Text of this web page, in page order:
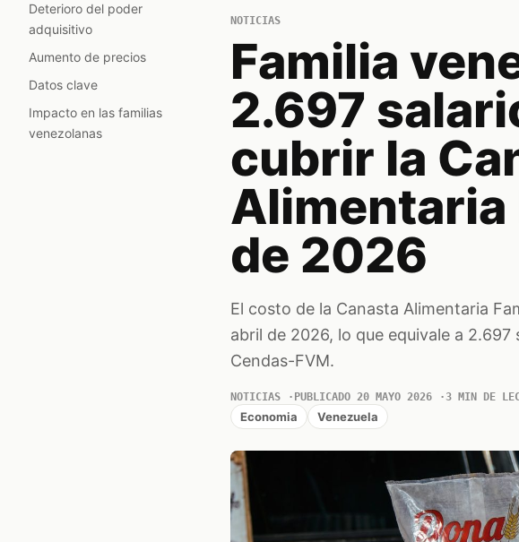
Deterioro del poder
adquisitivo
Aumento de precios
Datos clave
Impacto en las familias
venezolanas
NOTICIAS
Familia
2.697
cubrir la
Alimentaria
de 2026
El costo de la Canasta Alimentaria
abril de 2026, lo que equivale a
Cendas-FVM.
NOTICIAS PUBLICADO 20 MAYO 2026 3 MIN DE
Economia Venezuela